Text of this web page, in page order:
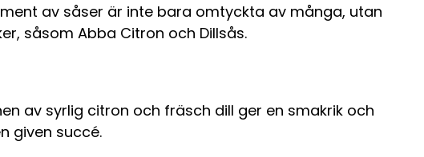
av såser är inte bara omtyckta av många, utan
såsom Abba Citron och Dillsås.
av syrlig citron och fräsch dill ger en smakrik och
given succé.